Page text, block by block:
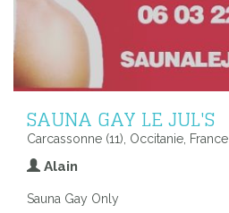
SAUNA GAY LE JUL'S
Carcassonne (11), Occitanie, France
Alain
Sauna Gay Only